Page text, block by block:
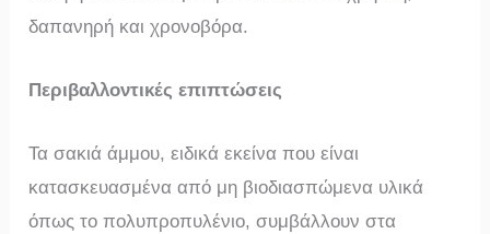
δαπανηρή και χρονοβόρα.
Περιβαλλοντικές επιπτώσεις
Τα σακιά άμμου, ειδικά εκείνα που είναι
κατασκευασμένα από μη βιοδιασπώμενα υλικά
όπως το πολυπροπυλένιο, συμβάλλουν στα